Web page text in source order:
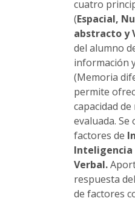
la
página
de
producto
cuatro
(Espacial,
abstracto y
del alumno
información
(Memoria
permite
capacidad
evaluada.
factores de
Inteligencia
Verbal.
respuesta
de factores